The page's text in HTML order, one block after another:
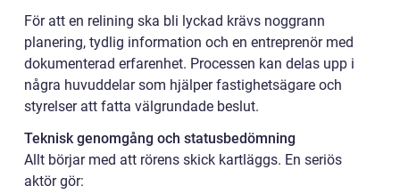
För att en relining ska bli lyckad krävs noggrann
planering, tydlig information och en entreprenör med
dokumenterad erfarenhet. Processen kan delas upp i
några huvuddelar som hjälper fastighetsägare och
styrelser att fatta välgrundade beslut.
Teknisk genomgång och statusbedömning
Allt börjar med att rörens skick kartläggs. En seriös
aktör gör: